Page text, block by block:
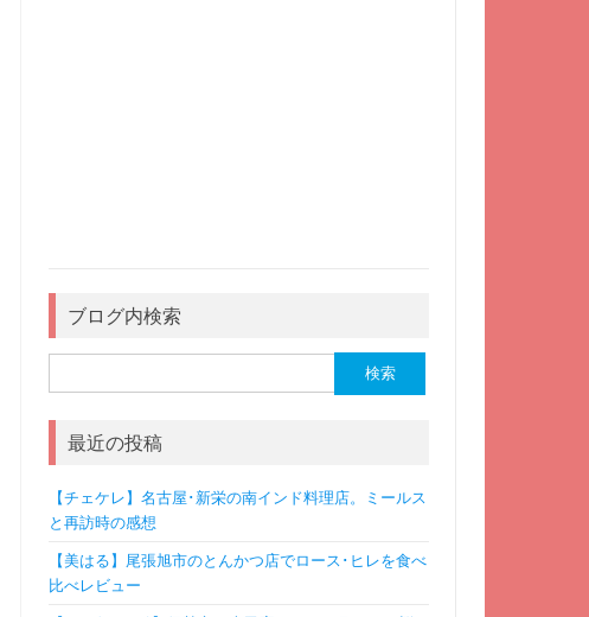
ブログ内検索
索:
最近の投稿
【チェケレ】名古屋･新栄の南インド料理店。ミールス
と再訪時の感想
【美はる】尾張旭市のとんかつ店でロース･ヒレを食べ
比べレビュー